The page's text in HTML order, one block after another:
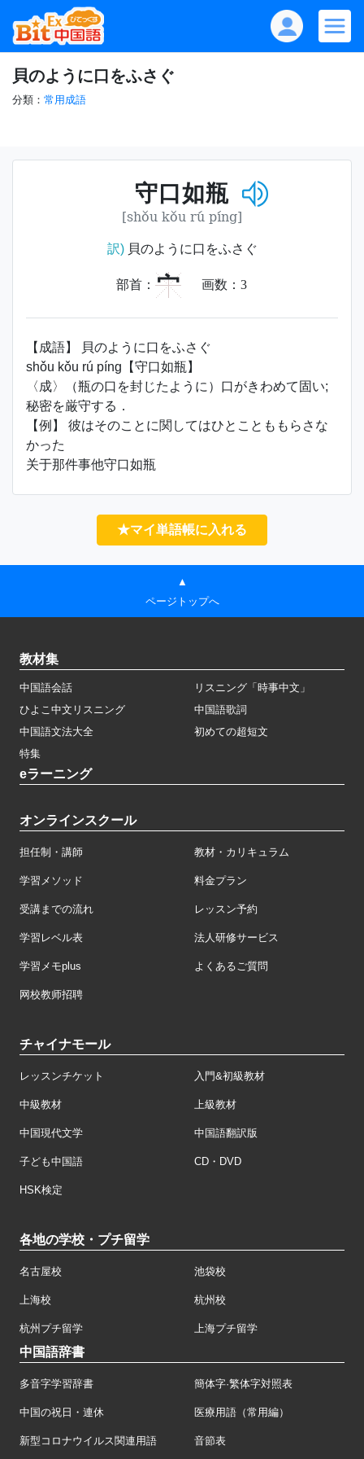
貝のように口をふさぐ
分類： 常用成語
守口如瓶
[shǒu kǒu rú píng]
訳)貝のように口をふさぐ
部首： 宀 画数： 3
【成語】 貝のように口をふさぐ
shǒu kǒu rú píng【守口如瓶】
〈成〉（瓶の口を封じたように）口がきわめて固い;
秘密を厳守する．
【例】 彼はそのことに関してはひとことももらさな
かった
关于那件事他守口如瓶
★マイ単語帳に入れる
▲
ページトップへ
教材集
中国語会話
リスニング「時事中文」
ひよこ中文リスニング
中国語歌詞
中国語文法大全
初めての超短文
特集
eラーニング
オンラインスクール
担任制・講師 教材・カリキュラム
学習メソッド 料金プラン
受講までの流れ レッスン予約
学習レベル表 法人研修サービス
学習メモplus よくあるご質問
网校教师招聘
チャイナモール
レッスンチケット 入門&初級教材
中級教材 上級教材
中国現代文学 中国語翻訳版
子ども中国語 CD・DVD
HSK検定
各地の学校・プチ留学
名古屋校 池袋校
上海校 杭州校
杭州プチ留学 上海プチ留学
中国語辞書
多音字学習辞書 簡体字·繁体字対照表
中国の祝日・連休 医療用語（常用編）
新型コロナウイルス関連用語 音節表